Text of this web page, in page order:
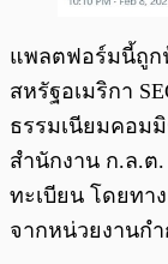
แพลตฟอร์มนี้ถูก
สหรัฐอเมริกา
ธรรมเนียมคอม
สำนักงาน ก.ล.ต
ทะเบียน โดยทาง
จากหน่วยงานก